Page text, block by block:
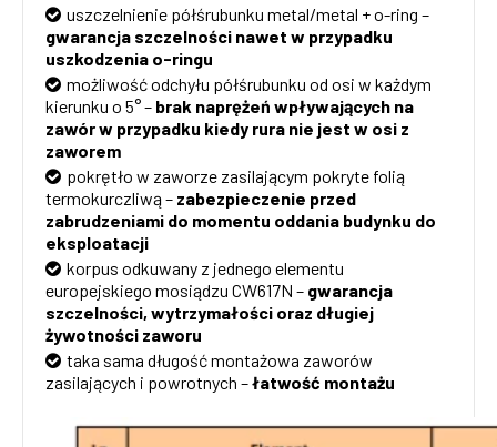
uszczelnienie półśrubunku metal/metal + o-ring –
gwarancja szczelności nawet w przypadku
uszkodzenia o-ringu
możliwość odchyłu półśrubunku od osi w każdym
kierunku o 5° – brak naprężeń wpływających na
zawór w przypadku kiedy rura nie jest w osi z
zaworem
pokrętło w zaworze zasilającym pokryte folią
termokurczliwą – zabezpieczenie przed
zabrudzeniami do momentu oddania budynku do
eksploatacji
korpus odkuwany z jednego elementu
europejskiego mosiądzu CW617N – gwarancja
szczelności, wytrzymałości oraz długiej
żywotności zaworu
taka sama długość montażowa zaworów
zasilających i powrotnych –łatwość montażu